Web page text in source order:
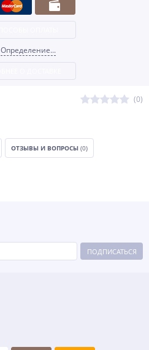
(0)
Определение...
ОТЗЫВЫ И ВОПРОСЫ (0)
ПОДПИСАТЬСЯ